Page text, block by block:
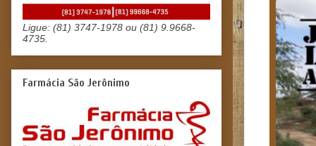
Ligue: (81) 3747-1978 ou (81) 9.9668-
4735.
Farmácia São Jerônimo